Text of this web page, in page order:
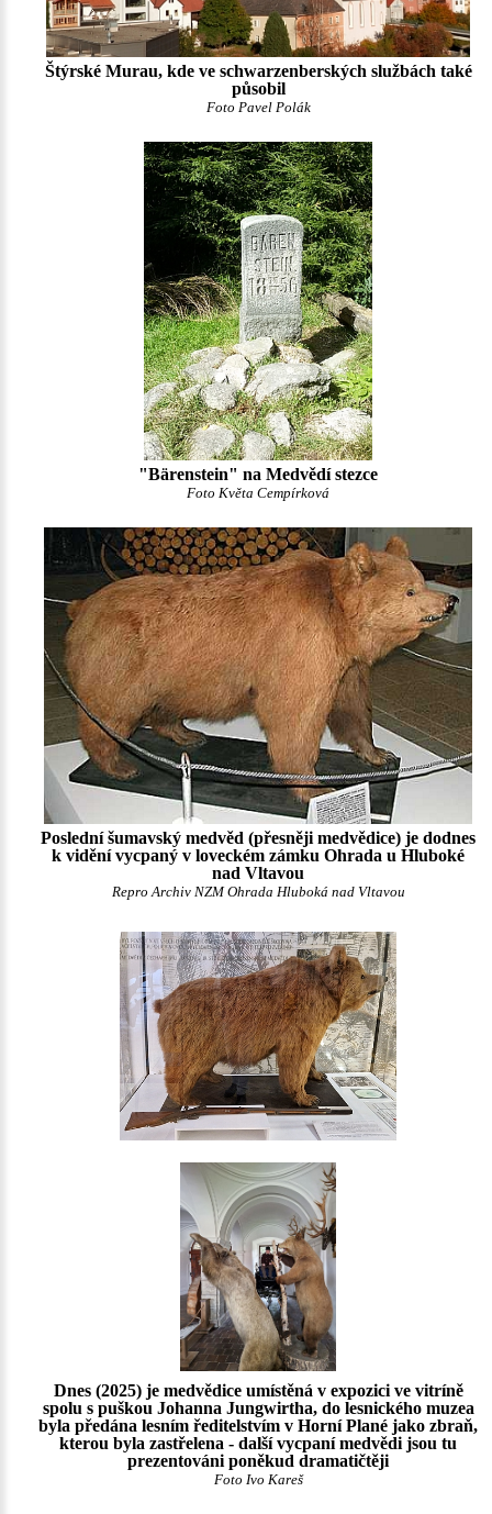
Štýrské Murau, kde ve schwarzenberských službách také
působil
Foto Pavel Polák
"Bärenstein" na Medvědí stezce
Foto Květa Cempírková
Poslední šumavský medvěd (přesněji medvědice) je dodnes
k vidění vycpaný v loveckém zámku Ohrada u Hluboké
nad Vltavou
Repro Archiv NZM Ohrada Hluboká nad Vltavou
Dnes (2025) je medvědice umístěná v expozici ve vitríně
spolu s puškou Johanna Jungwirtha, do lesnického muzea
byla předána lesním ředitelstvím v Horní Plané jako zbraň,
kterou byla zastřelena - další vycpaní medvědi jsou tu
prezentováni poněkud dramatičtěji
Foto Ivo Kareš